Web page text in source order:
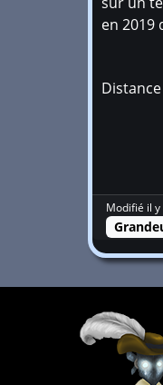
en 2019
Modifié il y